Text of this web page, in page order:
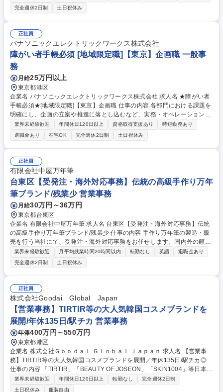
関係各所と調整し、納期・法令順守を確保しイタリアの食文化を日本に届
ける重要な役割です。 ■在庫・入荷予定管理、貨物受入対応 ■船便・空輸
（定期・スポット）のオーダー及び納期・進捗管理 ■通関業者や倉庫等と
の折衝、納品日時の調整等の社内外調整 ■通関必要書類（インボイス、分
析書、EPA等）の準備や期限管理 ■チーズ関税割当申請、塩漬けいわしの
通関実績報告など官公庁対応 ■システムへの入庫・請求書処理、通関書類
等のファイリング ■入荷不足や破損発生時の現地サプライヤー問い合わ
せ・調整 募集職種 【貿易実務/輸入管理】イタリア食品専老舗商社/年休12
2日/イタリア旅行補助有
完全週休2日制
土日祝休み
正社員
パナソニックエレクトリックワークス株式会社
障がい者手帳必須 [地域限定職]【東京】企画職 一般事
務
月給25万円以上
東京都港区
企業名 パナソニックエレクトリックワークス株式会社 求人名 ★障がい者
手帳必須★[地域限定職]【東京】企画職 仕事の内容 各部門における課題を
明確にし、企画の立案や推進に落とし込むなど、実務・オペレーションを
先導する立場としてご活躍いただきます。 【具体的な仕事内容】各種企
画・推進、各種資料作成などを中心としながら、担当領域における課題解
決を先導いただきます。 【キャリアパス】将来的には主務（主任）クラス
として部門のリーダーとしてご活躍いただくことを期待しております。入
社後、まずは企画職評価ランクの頂点を目指し、キャリアアップに挑戦い
ただけるよう、日々の指導だけではなく各種研修もご用意しています。 募
集職種 ★障がい者手帳必須★[地域限定職]【東京】企画職
業界未経験歓迎 年間休日120日以上 資格取得支援あり
時短勤務あり
退職金あり
在宅OK 完全週休2日制 土日祝休み
正社員
有限会社中屋万年筆
台東区【受発注・海外対応事務】伝統の高級手作り万年
筆ブランド/残業少 営業事務
月給30万円～36万円
東京都台東区
企業名 有限会社中屋万年筆 求人名 台東区【受発注・海外対応事務】伝統
の高級手作り万年筆ブランド/残業少 仕事の内容 手作り万年筆の製造・販
売を行う当社にて、受発注・海外対応事務をお任せします。国内外の顧客
や取引先からの受発注業務や各種書類作成、催事対応のほか、英文メール
の読解・作成などを幅広く担当いただきます。 ■受発注業務、納期管理、
各種書類作成、社内情報整理や適切な管理■顧客・取引先とのメールや電
話対応、催事における丁寧な顧客対応全般■英文メールの確認、修正、新
規作成、海外関係先とのやり取り■製造や出荷に関連する事務・進行管理
のサポート対応■業務フローの改善提案、ブランド理解を踏まえた情報発
信の補助■必要に応じた新規取引先との折衝■万年筆の組立作業【業務内容
の変更範囲】当社の指定する業務 募集職種 台東区【受発注・海外対応事
務】伝統の高級手作り万年筆ブランド/残業少
業界未経験歓迎 月平均残業時間20時間以内 転勤なし 英語
退職金あり
完全週休2日制
土日祝休み
正社員
株式会社Goodai Global Japan
【営業事務】TIRTIR等の大人気韓国コスメブランドを
展開/年休135日/駅チカ 営業事務
年俸400万円～550万円
東京都港区
企業名 株式会社Ｇｏｏｄａｉ Ｇｌｏｂａｌ Ｊａｐａｎ 求人名 【営業事
務】TIRTIR等の大人気韓国コスメブランドを展開／年休135日/駅チカ◎
仕事の内容 「TIRTIR」「BEAUTY OF JOSEON」「SKIN1004」等日本で
爆発的人気を誇る韓国コスメブランドを展開する当社にて、営業及び物流
部門との連携・事務サポート業務をお任せいたします。 【詳細】■受注／
業界未経験歓迎 年間休日120日以上 転勤なし
完全週休2日制
土日祝休み
服装自由